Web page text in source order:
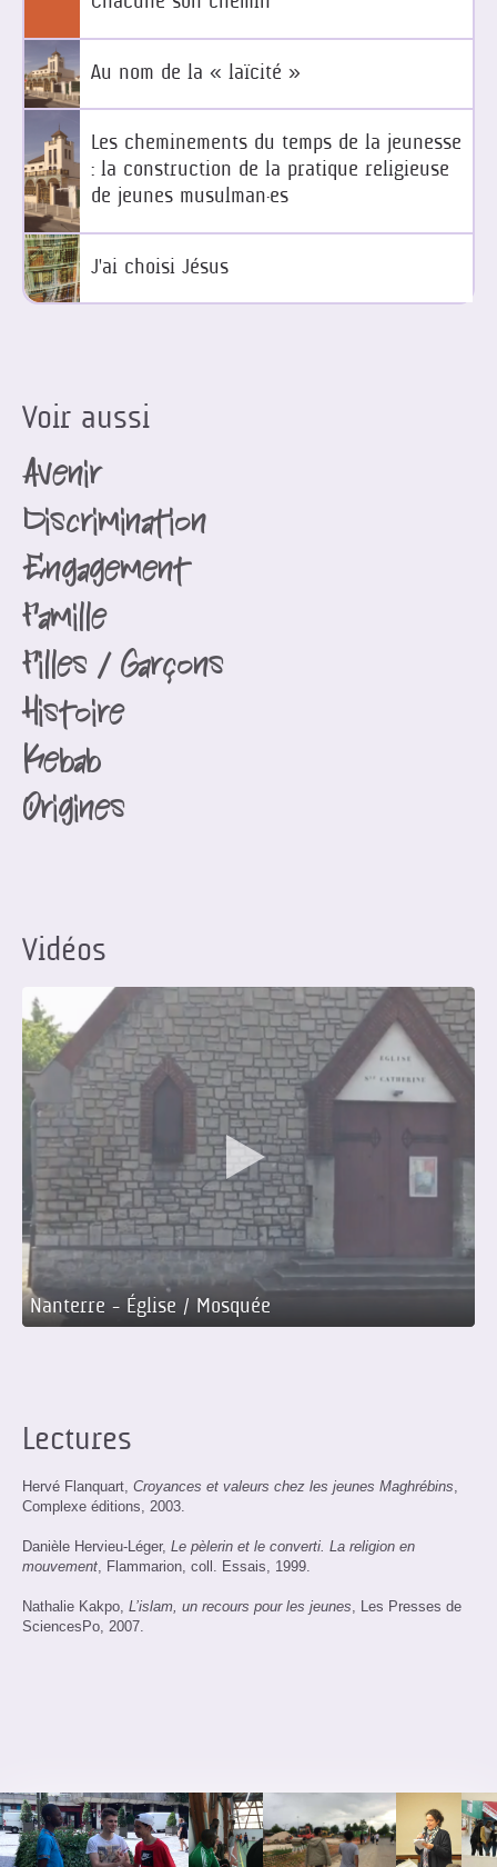
Au nom de la « laïcité »
Les cheminements du temps de la jeunesse
: la construction de la pratique religieuse
de jeunes musulman·es
J'ai choisi Jésus
Voir aussi
Avenir
Discrimination
Engagement
Famille
Filles / Garçons
Histoire
Kebab
Origines
Vidéos
Nanterre - Église / Mosquée
Lectures
Hervé Flanquart, Croyances et valeurs chez les jeunes Maghrébins
Complexe éditions, 2003.
Danièle Hervieu-Léger, Le pèlerin et le converti. La religion en
mouvement , Flammarion, coll. Essais, 1999.
Nathalie Kakpo, L’islam, un recours pour les jeunes , Les Presses de
SciencesPo, 2007.